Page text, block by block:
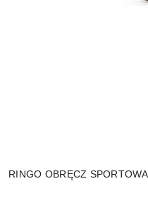
RINGO OBRĘCZ